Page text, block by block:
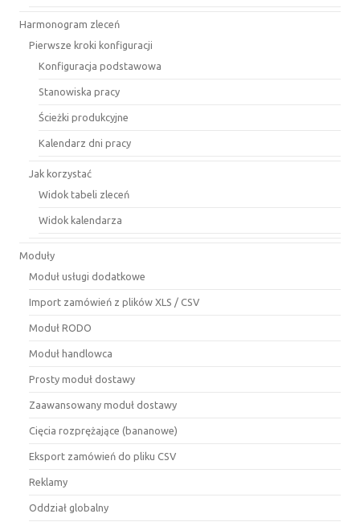
Harmonogram zleceń
Pierwsze kroki konfiguracji
Konfiguracja podstawowa
Stanowiska pracy
Ścieżki produkcyjne
Kalendarz dni pracy
Jak korzystać
Widok tabeli zleceń
Widok kalendarza
Moduły
Moduł usługi dodatkowe
Import zamówień z plików XLS / CSV
Moduł RODO
Moduł handlowca
Prosty moduł dostawy
Zaawansowany moduł dostawy
Cięcia rozprężające (bananowe)
Eksport zamówień do pliku CSV
Reklamy
Oddział globalny